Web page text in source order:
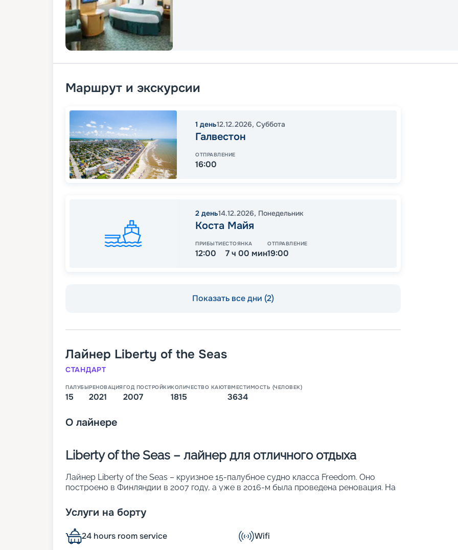
Маршрут и экскурсии
1 день12.12.2026, Суббота
Галвестон
ОТПРАВЛЕНИЕ
16:00
2 день14.12.2026, Понедельник
Коста Майя
ПРИБЫТИЕ
12:00
СТОЯНКА
7 ч 00 мин
ОТПРАВЛЕНИЕ
19:00
Показать все дни (2)
Лайнер Liberty of the Seas
СТАНДАРТ
ПАЛУБЫ
15
РЕНОВАЦИЯ
2021
ГОД ПОСТРОЙКИ
2007
КОЛИЧЕСТВО КАЮТ
1815
ВМЕСТИМОСТЬ (ЧЕЛОВЕК)
3634
О лайнере
Liberty of the Seas – лайнер для отличного отдыха
Лайнер Liberty of the Seas – круизное 15-палубное судно класса Freedom. Оно
построено в Финляндии в 2007 году, а уже в 2016-м была проведена реновация. На
детьми, романтичных пар. Центральная прогулочная зона напоминает настоящий
городской бульвар. Особенности судна:
• ширина – 56 метров;
• длина – 339 м;
Услуги на борту
24 hours room service Wifi